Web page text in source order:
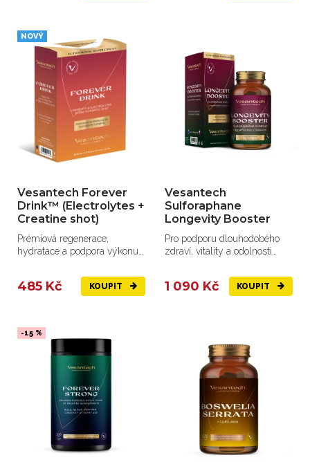
NOVÝ
Vesantech Forever
Drink™ (Electrolytes +
Creatine shot)
Prémiová regenerace,
hydratace a podpora výkonu
485 Kč KOUPIT
Vesantech
Sulforaphane
Longevity Booster
Pro podporu dlouhodobého
zdraví, vitality a odolnosti
1 090 Kč KOUPIT
-15 %